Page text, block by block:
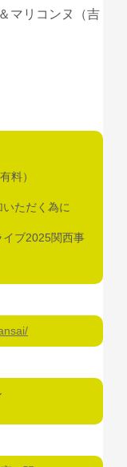
マリコンヌ（吉
料）
ただく為に
イブ2025関西事